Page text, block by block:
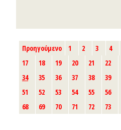
Προηγούμενο 1 2 3 4
17
18 19 20 21 22
34
35 36 37 38 39
51
52 53 54 55 56
68
69 70 71 72 73